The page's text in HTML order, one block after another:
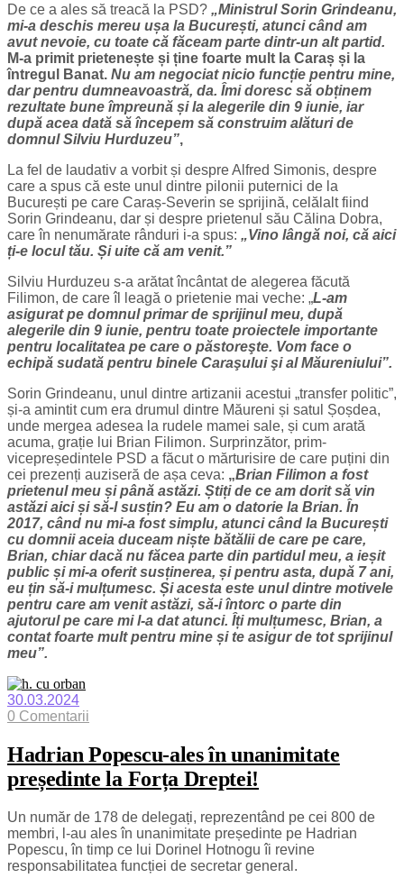
De ce a ales să treacă la PSD? „Ministrul Sorin Grindeanu,
mi-a deschis mereu ușa la București, atunci când am
avut nevoie, cu toate că făceam parte dintr-un alt partid.
M-a primit prietenește și ține foarte mult la Caraș și la
întregul Banat. Nu am negociat nicio funcție pentru mine,
dar pentru dumneavoastră, da. Îmi doresc să obținem
rezultate bune împreună și la alegerile din 9 iunie, iar
după acea dată să începem să construim alături de
domnul Silviu Hurduzeu”,
La fel de laudativ a vorbit și despre Alfred Simonis, despre
care a spus că este unul dintre pilonii puternici de la
București pe care Caraș-Severin se sprijină, celălalt fiind
Sorin Grindeanu, dar și despre prietenul său Călina Dobra,
care în nenumărate rânduri i-a spus: „Vino lângă noi, că aici
ți-e locul tău. Și uite că am venit.”
Silviu Hurduzeu s-a arătat încântat de alegerea făcută
Filimon, de care îl leagă o prietenie mai veche: „L-am
asigurat pe domnul primar de sprijinul meu, după
alegerile din 9 iunie, pentru toate proiectele importante
pentru localitatea pe care o păstoreşte. Vom face o
echipă sudată pentru binele Caraşului şi al Măureniului”.
Sorin Grindeanu, unul dintre artizanii acestui „transfer politic”,
și-a amintit cum era drumul dintre Măureni și satul Șoșdea,
unde mergea adesea la rudele mamei sale, și cum arată
acuma, grație lui Brian Filimon. Surprinzător, prim-
vicepreședintele PSD a făcut o mărturisire de care puțini din
cei prezenți auziseră de așa ceva: „Brian Filimon a fost
prietenul meu și până astăzi. Știți de ce am dorit să vin
astăzi aici și să-l susțin? Eu am o datorie la Brian. În
2017, când nu mi-a fost simplu, atunci când la București
cu domnii aceia duceam niște bătălii de care pe care,
Brian, chiar dacă nu făcea parte din partidul meu, a ieșit
public și mi-a oferit susținerea, și pentru asta, după 7 ani,
eu țin să-i mulțumesc. Și acesta este unul dintre motivele
pentru care am venit astăzi, să-i întorc o parte din
ajutorul pe care mi l-a dat atunci. Îți mulțumesc, Brian, a
contat foarte mult pentru mine și te asigur de tot sprijinul
meu”.
30.03.2024
0 Comentarii
Hadrian Popescu-ales în unanimitate
președinte la Forța Dreptei!
Un număr de 178 de delegați, reprezentând pe cei 800 de
membri, l-au ales în unanimitate președinte pe Hadrian
Popescu, în timp ce lui Dorinel Hotnogu îi revine
responsabilitatea funcției de secretar general.